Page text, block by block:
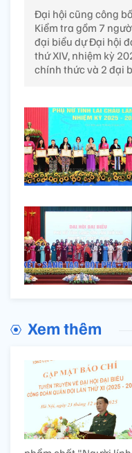
Đại hội cũng công
Kiểm tra gồm 7
đại biểu dự Đại hội
thứ XIV, nhiệm kỳ
chính thức và 2 đại
Xem thêm